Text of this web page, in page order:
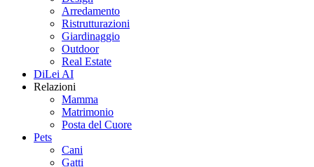
Arredamento
Ristrutturazioni
Giardinaggio
Outdoor
Real Estate
DiLei AI
Relazioni
Mamma
Matrimonio
Posta del Cuore
Pets
Cani
Gatti